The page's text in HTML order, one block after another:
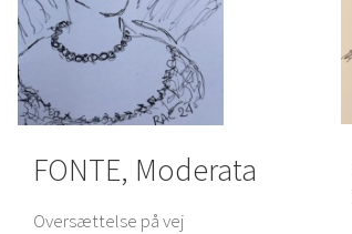
FONTE, Moderata
Oversættelse på vej